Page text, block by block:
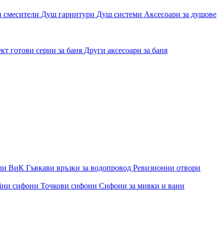
смесители Душ гарнитури Душ системи Аксесоари за душове
готови серии за баня Други аксесоари за баня
ВиК Гъвкави връзки за водопровод Ревизионни отвори
сифони Точкови сифони Сифони за мивки и вани